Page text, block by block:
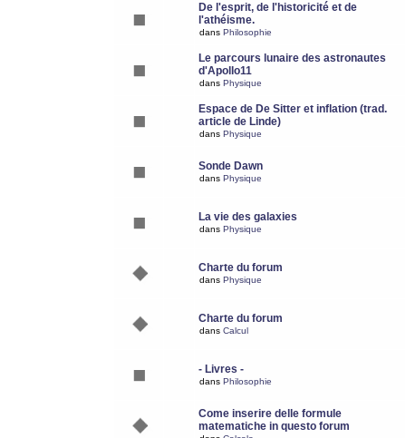
De l'esprit, de l'historicité et de
l'athéisme.
dans Philosophie
Le parcours lunaire des astronautes
d'Apollo11
dans Physique
Espace de De Sitter et inflation (trad.
article de Linde)
dans Physique
Sonde Dawn
dans Physique
La vie des galaxies
dans Physique
Charte du forum
dans Physique
Charte du forum
dans Calcul
- Livres -
dans Philosophie
Come inserire delle formule
matematiche in questo forum